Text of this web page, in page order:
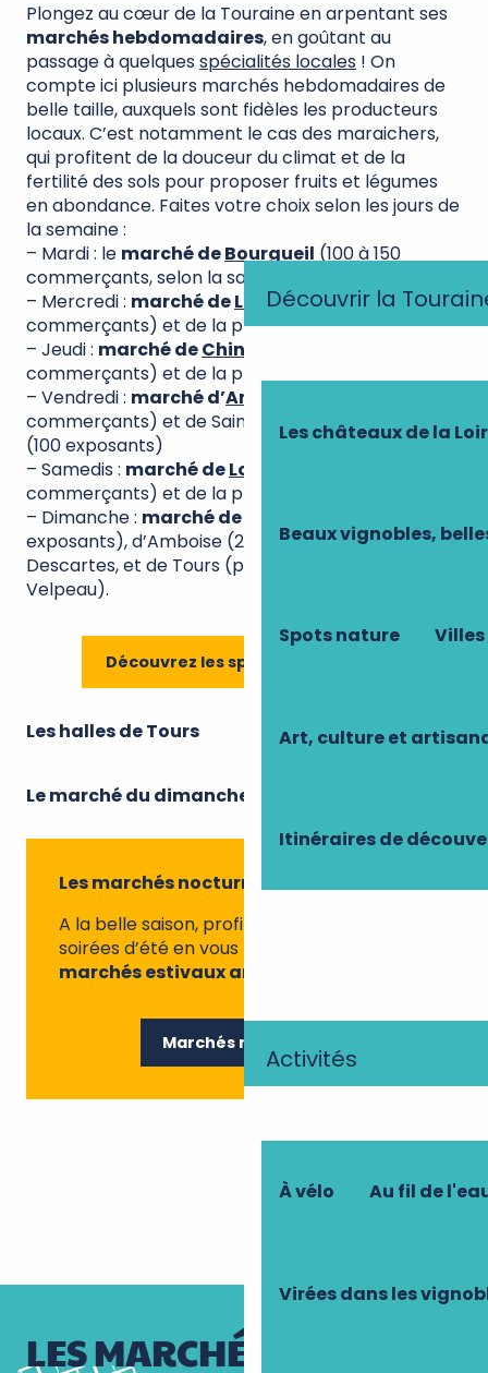
Découvrir la
Les châteaux de la
Beaux vignobles,
Spots nature
Art, culture et
Itinéraires de
Activités
À vélo Au fil de
Virées dans les
Plongez au cœur de la Touraine en arpentant ses
marchés hebdomadaires, en goûtant au
passage à quelquesspécialités locales ! On
compte ici plusieurs marchés hebdomadaires de
belle taille, auxquels sont fidèles les producteurs
locaux. C’est notamment le cas des maraichers,
qui profitent de la douceur du climat et de la
fertilité des sols pour proposer fruits et légumes
en abondance. Faites votre choix selon les jours de
la semaine :
– Mardi : le marché deBourgueil (100 à 150
commerçants, selon la saison)
– Mercredi : marché deLoches(50 à 100
commerçants) et de la place des Halles à Tours
– Jeudi : marché deChinon
commerçants) et de la place Strasbourg à Tours
– Vendredi : marché d’Amboise
commerçants) et de Sainte-Maure-de-Touraine
(100 exposants)
– Samedis : marché deLoches
commerçants) et de la place des Halles à Tours
– Dimanche : marché de
exposants), d’Amboise (200 commerçants), de
Descartes, et de Tours (place Rabelais et place
Velpeau).
Découvrez les spécialités locales
Les halles de Tours
Le marché du dimanche à Amboise
Les marchés nocturnes !
A la belle saison, profitez aussi des douces
soirées d’été en vous baladant sur des
marchés estivaux animés
Marchés nocturnes
LES MARCHÉS